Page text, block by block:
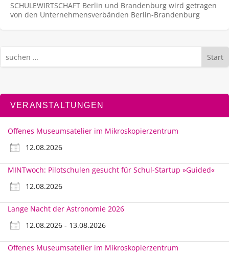
SCHULEWIRTSCHAFT Berlin und Brandenburg wird getragen
von den Unternehmens­verbänden Berlin-Brandenburg
Start
VERANSTALTUNGEN
Offenes Museumsatelier im Mikroskopierzentrum
12.08.2026
MINTwoch: Pilotschulen gesucht für Schul-Startup »Guided«
12.08.2026
Lange Nacht der Astronomie 2026
12.08.2026 - 13.08.2026
Offenes Museumsatelier im Mikroskopierzentrum